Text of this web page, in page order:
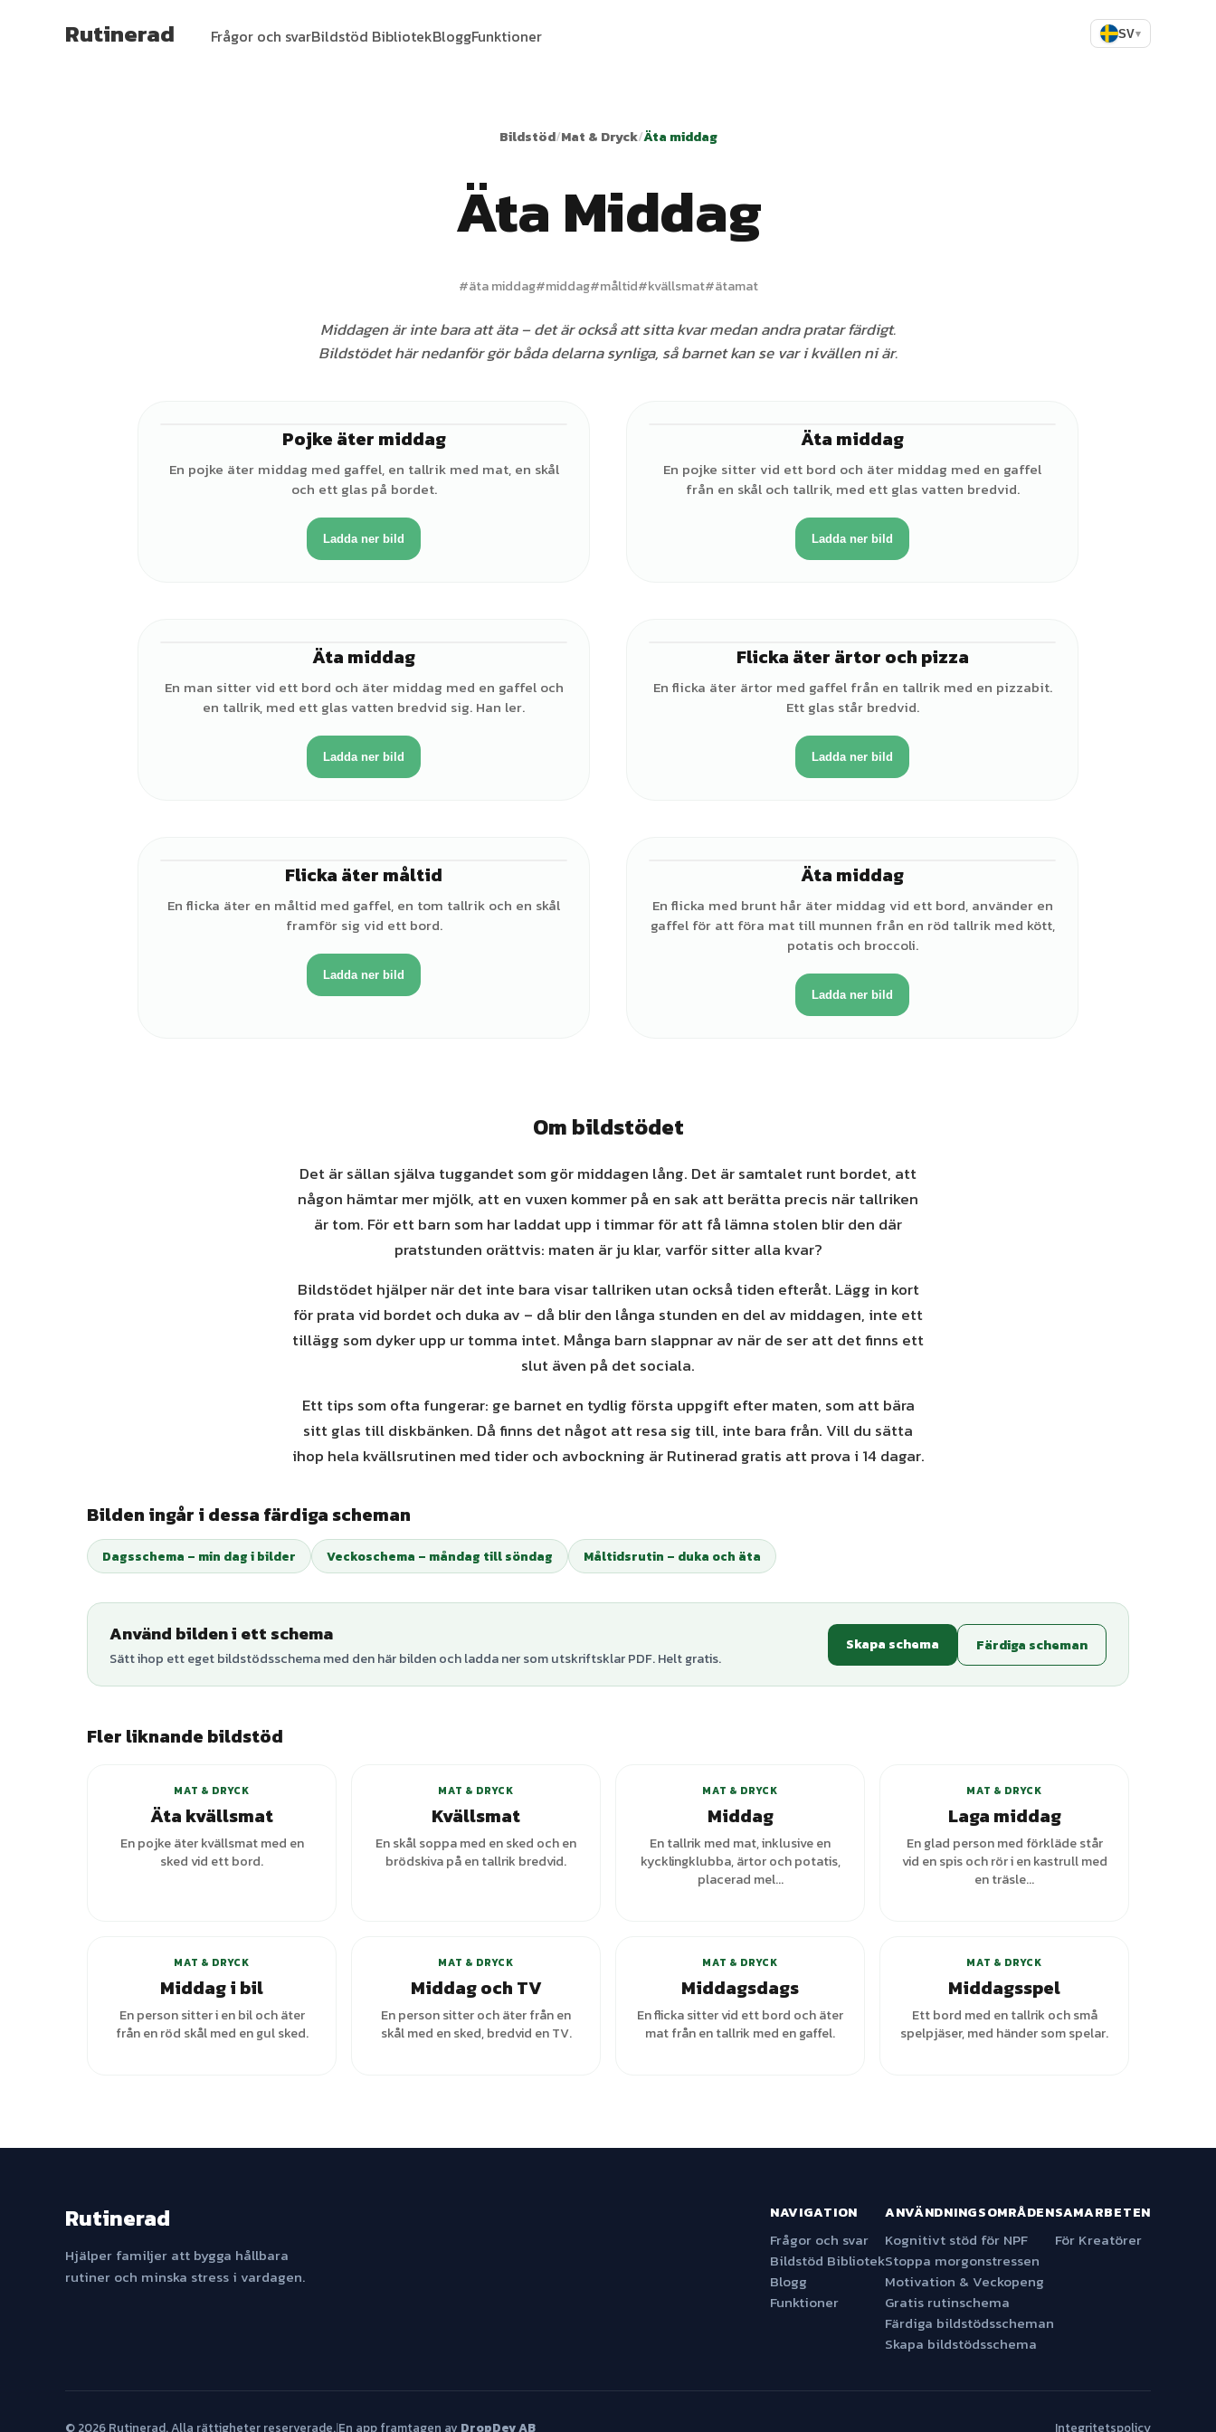
Rutinerad Frågor och svarBildstöd BibliotekBloggFunktioner SV▾
Bildstöd/Mat & Dryck/Äta middag
Äta Middag
#äta middag#middag#måltid#kvällsmat#ätamat
Middagen är inte bara att äta – det är också att sitta kvar medan andra pratar färdigt.
Bildstödet här nedanför gör båda delarna synliga, så barnet kan se var i kvällen ni är.
Pojke äter middag
En pojke äter middag med gaffel, en tallrik med mat, en skål
och ett glas på bordet.
Ladda ner bild
Äta middag
En pojke sitter vid ett bord och äter middag med en gaffel
från en skål och tallrik, med ett glas vatten bredvid.
Ladda ner bild
Äta middag
En man sitter vid ett bord och äter middag med en gaffel och
en tallrik, med ett glas vatten bredvid sig. Han ler.
Ladda ner bild
Flicka äter ärtor och pizza
En flicka äter ärtor med gaffel från en tallrik med en pizzabit.
Ett glas står bredvid.
Ladda ner bild
Flicka äter måltid
En flicka äter en måltid med gaffel, en tom tallrik och en skål
framför sig vid ett bord.
Ladda ner bild
Äta middag
En flicka med brunt hår äter middag vid ett bord, använder en
gaffel för att föra mat till munnen från en röd tallrik med kött,
potatis och broccoli.
Ladda ner bild
Om bildstödet
Det är sällan själva tuggandet som gör middagen lång. Det är samtalet runt bordet, att
någon hämtar mer mjölk, att en vuxen kommer på en sak att berätta precis när tallriken
är tom. För ett barn som har laddat upp i timmar för att få lämna stolen blir den där
pratstunden orättvis: maten är ju klar, varför sitter alla kvar?
Bildstödet hjälper när det inte bara visar tallriken utan också tiden efteråt. Lägg in kort
för prata vid bordet och duka av – då blir den långa stunden en del av middagen, inte ett
tillägg som dyker upp ur tomma intet. Många barn slappnar av när de ser att det finns ett
slut även på det sociala.
Ett tips som ofta fungerar: ge barnet en tydlig första uppgift efter maten, som att bära
sitt glas till diskbänken. Då finns det något att resa sig till, inte bara från. Vill du sätta
ihop hela kvällsrutinen med tider och avbockning är Rutinerad gratis att prova i 14 dagar.
Bilden ingår i dessa färdiga scheman
Dagsschema – min dag i bilder Veckoschema – måndag till söndag Måltidsrutin – duka och äta
Använd bilden i ett schema
Sätt ihop ett eget bildstödsschema med den här bilden och ladda ner som utskriftsklar PDF. Helt gratis.
Skapa schema Färdiga scheman
Fler liknande bildstöd
+2varianter
MAT & DRYCK
Äta kvällsmat
En pojke äter kvällsmat med en
sked vid ett bord.
MAT & DRYCK
Kvällsmat
En skål soppa med en sked och en
brödskiva på en tallrik bredvid.
MAT & DRYCK
Middag
En tallrik med mat, inklusive en
kycklingklubba, ärtor och potatis,
placerad mel...
MAT & DRYCK
Laga middag
En glad person med förkläde står
vid en spis och rör i en kastrull med
en träsle...
MAT & DRYCK
Middag i bil
En person sitter i en bil och äter
från en röd skål med en gul sked.
MAT & DRYCK
Middag och TV
En person sitter och äter från en
skål med en sked, bredvid en TV.
MAT & DRYCK
Middagsdags
En flicka sitter vid ett bord och äter
mat från en tallrik med en gaffel.
MAT & DRYCK
Middagsspel
Ett bord med en tallrik och små
spelpjäser, med händer som spelar.
Rutinerad
Hjälper familjer att bygga hållbara
rutiner och minska stress i vardagen.
NAVIGATION
Frågor och svar
Bildstöd Bibliotek
Blogg
Funktioner
ANVÄNDNINGSOMRÅDEN
Kognitivt stöd för NPF
Stoppa morgonstressen
Motivation & Veckopeng
Gratis rutinschema
Färdiga bildstödsscheman
Skapa bildstödsschema
SAMARBETEN
För Kreatörer
© 2026 Rutinerad. Alla rättigheter reserverade.|En app framtagen av DropDev AB Integritetspolicy